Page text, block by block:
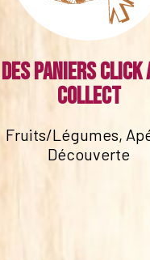
Des paniers click
collect
Fruits/Légumes,
Découverte